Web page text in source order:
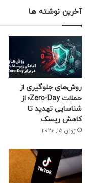
آخرین نوشته ها
روش‌های جلوگیری از
حملات Zero-Day؛ از
شناسایی تهدید تا
کاهش ریسک
ژوئن 15, 2026